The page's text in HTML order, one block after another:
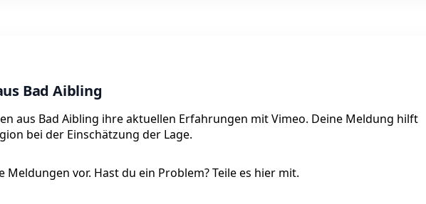
Bad Aibling
aus Bad Aibling ihre aktuellen Erfahrungen mit Vimeo. Deine Meldung hilft
bei der Einschätzung der Lage.
Meldungen vor. Hast du ein Problem? Teile es hier mit.